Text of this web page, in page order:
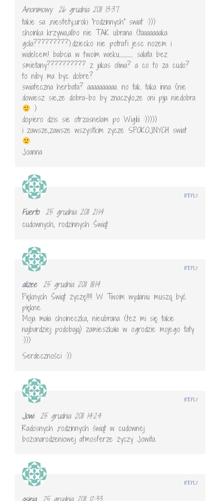
Anonimowy 26 grudnia 2011 13:37
takie sa ,niestety,uroki "rodzinnych" swiat :)))
choinka krzywa,albo nie TAK ubrana (taaaaaaaka
gola?????????).dziecko nie potrafi jesc nozem i
widelcem! babcia w twoim wieku………….. salata bez
smietany?????????? z jakas oliwa? a co to za cudo?
to niby ma byc dobre?
swiateczna herbata? aaaaaaaaaa. no tak. taka inna (nie
dowiesz sie,ze dobra-bo by znaczylo,ze oni pija niedobra
)
dopiero dzis sie otrzasnelam po Wigilii :)))))
i zawsze,zawsze wszystkim zycze SPOKOJNYCH swiat
Joanna
Fuerto 25 grudnia 2011 21:14
cudownych, rodzinnych Świąt
REPLY
alizee 25 grudnia 2011 18:14
Pięknych Świąt życzę!!!! W Twoim wydaniu muszą być
piękne.
Moja mała choineczka, nieubrana (też mi się takie
najbardziej podobają) zamieszkała w ogrodzie mojego taty
:)))
Serdeczności :))
REPLY
Jowi 25 grudnia 2011 14:24
Radosnych ,rodzinnych świąt w cudownej
bożonarodzeniowej atmosferze życzy Jowita.
REPLY
asieja 25 grudnia 2011 12:33
REPLY